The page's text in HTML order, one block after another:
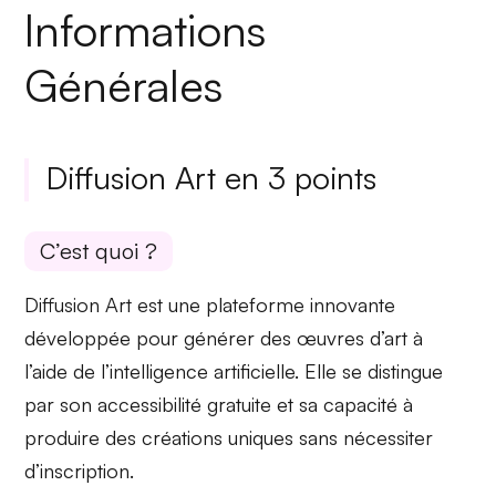
Informations
Générales
Diffusion Art en 3 points
C’est quoi ?
Diffusion Art est une plateforme innovante
développée pour générer des œuvres d’art à
l’aide de l’intelligence artificielle. Elle se distingue
par sonaccessibilité gratuite et sa capacité à
produire des créations uniques sans nécessiter
d’inscription.